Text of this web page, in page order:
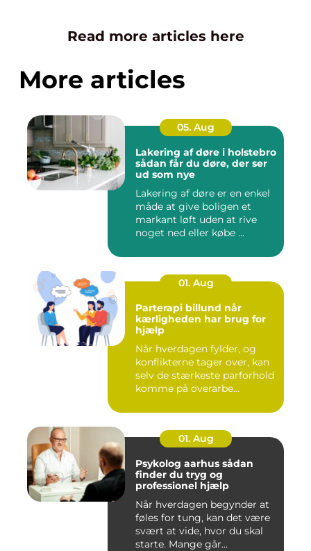
Read more articles here
More articles
05. Aug
Lakering af døre i holstebro
sådan får du døre, der ser
ud som nye
Lakering af døre er en enkel
måde at give boligen et
markant løft uden at rive
noget ned eller købe ...
01. Aug
Parterapi billund når
kærligheden har brug for
hjælp
Når hverdagen fylder, og
konflikterne tager over, kan
selv de stærkeste parforhold
komme på overarbe...
01. Aug
Psykolog aarhus sådan
finder du tryg og
professionel hjælp
Når hverdagen begynder at
føles for tung, kan det være
svært at vide, hvor du skal
starte. Mange går...